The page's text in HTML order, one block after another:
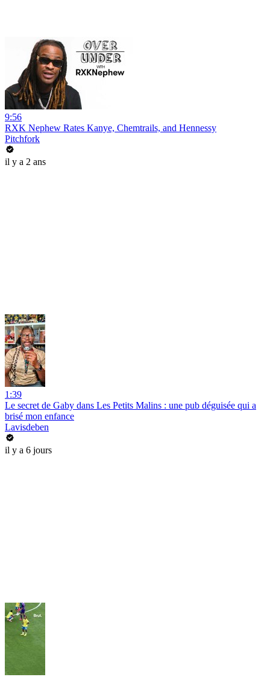
9:56
RXK Nephew Rates Kanye, Chemtrails, and Hennessy
Pitchfork
il y a 2 ans
1:39
Le secret de Gaby dans Les Petits Malins : une pub déguisée qui a
brisé mon enfance
Lavisdeben
il y a 6 jours